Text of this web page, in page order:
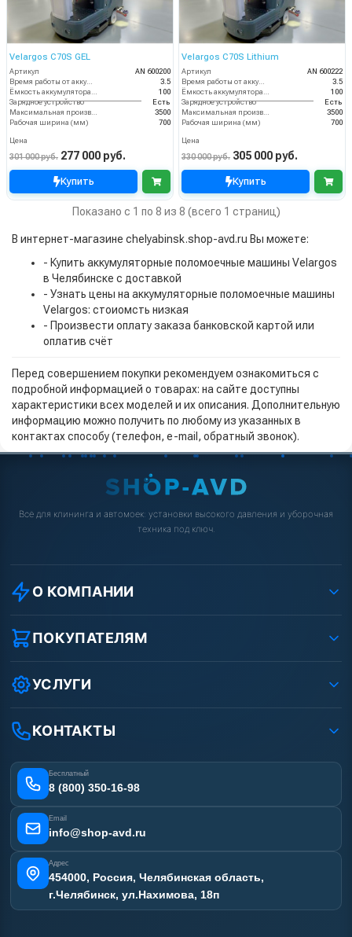
Velargos C70S GEL
Артикул
AN 600200
Время работы от аккумуляторов (ч)
3.5
100
Зарядное устройство
Есть
3500
Рабочая ширина (мм)
700
Цена
301 000 руб. 277 000 руб.
Купить
Velargos C70S Lithium
Артикул
AN 600222
Время работы от аккумуляторов (ч)
3.5
100
Зарядное устройство
Есть
3500
Рабочая ширина (мм)
700
Цена
330 000 руб. 305 000 руб.
Купить
Показано с 1 по 8 из 8 (всего 1 страниц)
В интернет-магазине chelyabinsk.shop-avd.ru Вы можете:
- Купить аккумуляторные поломоечные машины Velargos
в Челябинске с доставкой
- Узнать цены на аккумуляторные поломоечные машины
Velargos: стоиомсть низкая
- Произвести оплату заказа банковской картой или
оплатив счёт
Перед совершением покупки рекомендуем ознакомиться с
подробной информацией о товарах: на сайте доступны
характеристики всех моделей и их описания. Дополнительную
информацию можно получить по любому из указанных в
контактах способу (телефон, e-mail, обратный звонок).
Всё для клининга и автомоек: установки высокого давления и уборочная
техника под ключ.
О КОМПАНИИ
О компании
Реквизиты ООО «Шоп АВД»
Защита данных клиента
Условия соглашения
Вакансии
Статьи
ПОКУПАТЕЛЯМ
Как заказать?
Оплата
Доставка
Лизинг
Получить скидку
УСЛУГИ
Ремонт АВД
Сертификаты
Наши работы
Отзывы наших клиентов
Карта сайта
КОНТАКТЫ
Бесплатный
8 (800) 350-16-98
Email
info@shop-avd.ru
Адрес
454000, Россия, Челябинская область,
г.Челябинск, ул.Нахимова, 18п